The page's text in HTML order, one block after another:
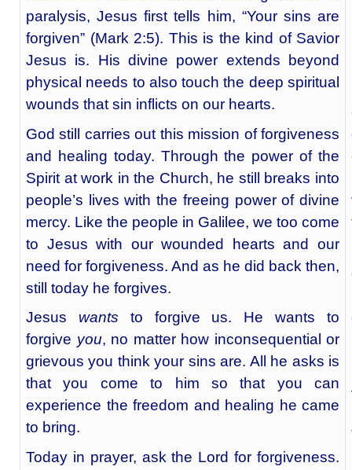
paralysis, Jesus first tells him, “Your sins are
forgiven” (Mark 2:5). This is the kind of Savior
Jesus is. His divine power extends beyond
physical needs to also touch the deep spiritual
wounds that sin inflicts on our hearts.
God still carries out this mission of forgiveness
and healing today. Through the power of the
Spirit at work in the Church, he still breaks into
people’s lives with the freeing power of divine
mercy. Like the people in Galilee, we too come
to Jesus with our wounded hearts and our
need for forgiveness. And as he did back then,
still today he forgives.
Jesus wants to forgive us. He wants to
forgive you, no matter how inconsequential or
grievous you think your sins are. All he asks is
that you come to him so that you can
experience the freedom and healing he came
to bring.
Today in prayer, ask the Lord for forgiveness.